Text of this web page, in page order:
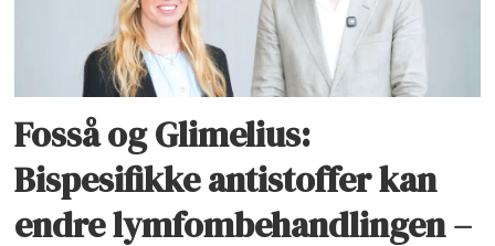
Fosså og Glimelius:
Bispesifikke antistoffer kan
endre lymfombehandlingen –